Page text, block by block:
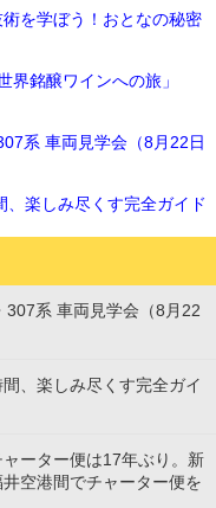
を学ぼう！おとなの秘密
界銘醸ワインへの旅」
系 車両見学会（8月22日
、楽しみ尽くす完全ガイド
系 車両見学会（8月22
、楽しみ尽くす完全ガイ
ーター便は17年ぶり。新
空港間でチャーター便を